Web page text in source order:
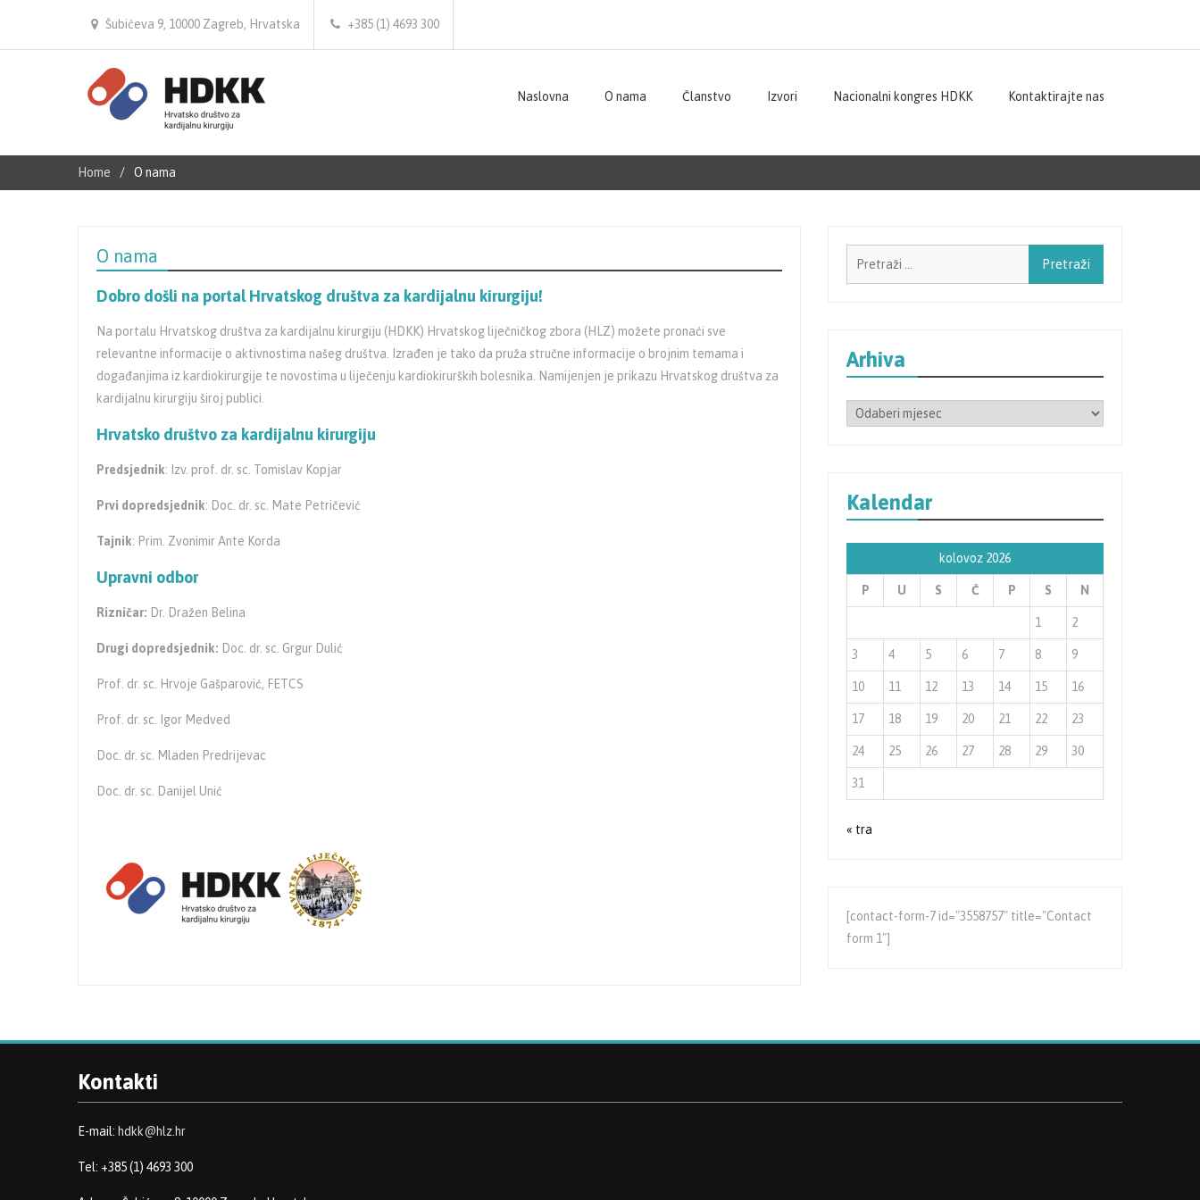
Šubićeva 9, 10000 Zagreb, Hrvatska +385 (1) 4693 300
Naslovna O nama Članstvo Izvori Nacionalni kongres HDKK Kontaktirajte nas
Home O nama
O nama
Dobro došli na portal Hrvatskog društva za kardijalnu kirurgiju!
Na portalu Hrvatskog društva za kardijalnu kirurgiju (HDKK) Hrvatskog liječničkog zbora (HLZ) možete pronaći sve
relevantne informacije o aktivnostima našeg društva. Izrađen je tako da pruža stručne informacije o brojnim temama i
događanjima iz kardiokirurgije te novostima u liječenju kardiokirurških bolesnika. Namijenjen je prikazu Hrvatskog društva za
kardijalnu kirurgiju široj publici.
Hrvatsko društvo za kardijalnu kirurgiju
Predsjednik: Izv. prof. dr. sc. Tomislav Kopjar
Prvi dopredsjednik: Doc. dr. sc. Mate Petričević
Tajnik: Prim. Zvonimir Ante Korda
Upravni odbor
Rizničar: Dr. Dražen Belina
Drugi dopredsjednik: Doc. dr. sc. Grgur Dulić
Prof. dr. sc. Hrvoje Gašparović, FETCS
Prof. dr. sc. Igor Medved
Doc. dr. sc. Mladen Predrijevac
Doc. dr. sc. Danijel Unić
Arhiva
Arhiva
Kalendar
kolovoz 2026
P U S Č P S N
1 2
3 4 5 6 7 8 9
10 11 12 13 14 15 16
17 18 19 20 21 22 23
24 25 26 27 28 29 30
31
« tra
[contact-form-7 id="3558757" title="Contact
form 1"]
Kontakti
E-mail: hdkk@hlz.hr
Tel: +385 (1) 4693 300